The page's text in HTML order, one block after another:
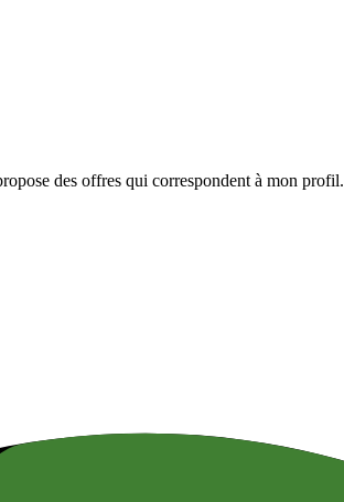
des offres qui correspondent à mon profil.